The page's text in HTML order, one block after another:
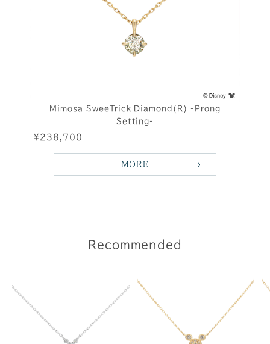
Mimosa SweeTrick Diamond(R) -Prong
Setting-
¥238,700
MORE
Recommended